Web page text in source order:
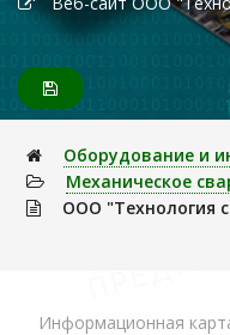
Оборудование и
Механическое
ООО "Технология
Информационная